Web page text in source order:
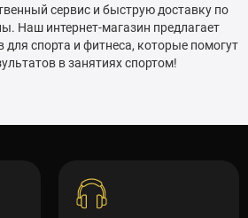
сервис и быструю доставку по
Наш интернет-магазин предлагает
спорта и фитнеса, которые помогут
в занятиях спортом!